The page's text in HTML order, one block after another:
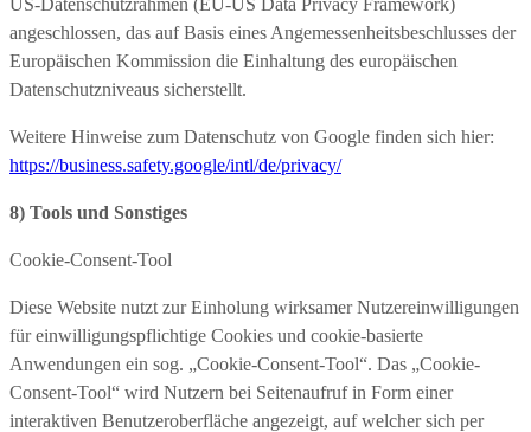
angeschlossen, das auf Basis eines Angemessenheitsbeschlusses der
Europäischen Kommission die Einhaltung des europäischen
Datenschutzniveaus sicherstellt.
Weitere Hinweise zum Datenschutz von Google finden sich hier:
https://business.safety.google/intl/de/privacy/
8) Tools und Sonstiges
Cookie-Consent-Tool
Diese Website nutzt zur Einholung wirksamer Nutzereinwilligungen
für einwilligungspflichtige Cookies und cookie-basierte
Anwendungen ein sog. „Cookie-Consent-Tool“. Das „Cookie-
Consent-Tool“ wird Nutzern bei Seitenaufruf in Form einer
interaktiven Benutzeroberfläche angezeigt, auf welcher sich per